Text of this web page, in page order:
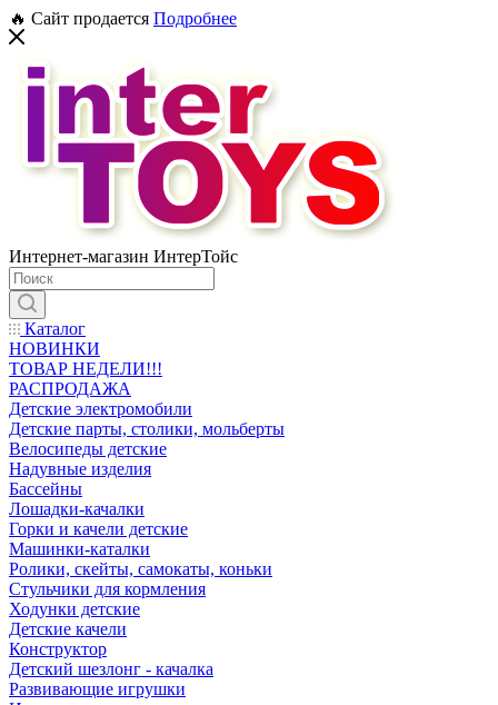
🔥 Сайт продается Подробнее
Интернет-магазин ИнтерТойс
Каталог
НОВИНКИ
ТОВАР НЕДЕЛИ!!!
РАСПРОДАЖА
Детские электромобили
Детские парты, столики, мольберты
Велосипеды детские
Надувные изделия
Бассейны
Лошадки-качалки
Горки и качели детские
Машинки-каталки
Ролики, скейты, самокаты, коньки
Стульчики для кормления
Ходунки детские
Детские качели
Конструктор
Детский шезлонг - качалка
Развивающие игрушки